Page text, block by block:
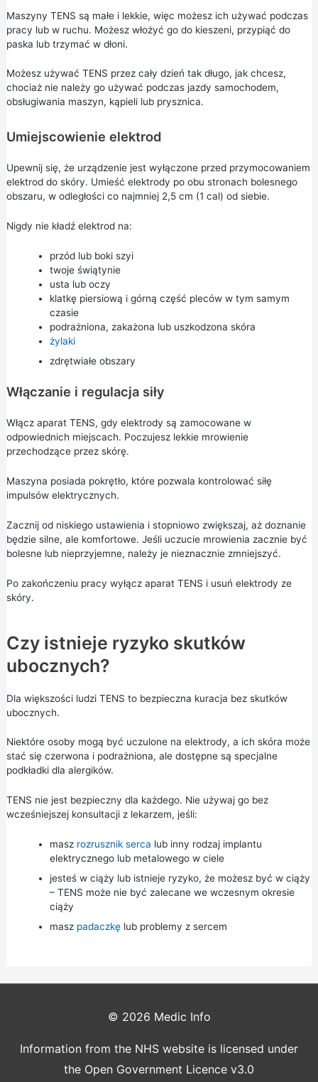
Maszyny TENS są małe i lekkie, więc możesz ich używać podczas
pracy lub w ruchu. Możesz włożyć go do kieszeni, przypiąć do
paska lub trzymać w dłoni.
Możesz używać TENS przez cały dzień tak długo, jak chcesz,
chociaż nie należy go używać podczas jazdy samochodem,
obsługiwania maszyn, kąpieli lub prysznica.
Umiejscowienie elektrod
Upewnij się, że urządzenie jest wyłączone przed przymocowaniem
elektrod do skóry. Umieść elektrody po obu stronach bolesnego
obszaru, w odległości co najmniej 2,5 cm (1 cal) od siebie.
Nigdy nie kładź elektrod na:
przód lub boki szyi
twoje świątynie
usta lub oczy
klatkę piersiową i górną część pleców w tym samym
czasie
podrażniona, zakażona lub uszkodzona skóra
żylaki
zdrętwiałe obszary
Włączanie i regulacja siły
Włącz aparat TENS, gdy elektrody są zamocowane w
odpowiednich miejscach. Poczujesz lekkie mrowienie
przechodzące przez skórę.
Maszyna posiada pokrętło, które pozwala kontrolować siłę
impulsów elektrycznych.
Zacznij od niskiego ustawienia i stopniowo zwiększaj, aż doznanie
będzie silne, ale komfortowe. Jeśli uczucie mrowienia zacznie być
bolesne lub nieprzyjemne, należy je nieznacznie zmniejszyć.
Po zakończeniu pracy wyłącz aparat TENS i usuń elektrody ze
skóry.
Czy istnieje ryzyko skutków
ubocznych?
Dla większości ludzi TENS to bezpieczna kuracja bez skutków
ubocznych.
Niektóre osoby mogą być uczulone na elektrody, a ich skóra może
stać się czerwona i podrażniona, ale dostępne są specjalne
podkładki dla alergików.
TENS nie jest bezpieczny dla każdego. Nie używaj go bez
wcześniejszej konsultacji z lekarzem, jeśli:
masz rozrusznik serca lub inny rodzaj implantu
elektrycznego lub metalowego w ciele
jesteś w ciąży lub istnieje ryzyko, że możesz być w ciąży
– TENS może nie być zalecane we wczesnym okresie
ciąży
masz padaczkęlub problemy z sercem
© 2026 Medic Info
Information from the NHS website is licensed under
the Open Government Licence v3.0